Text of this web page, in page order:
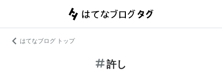
はてなブログ トップ
許し